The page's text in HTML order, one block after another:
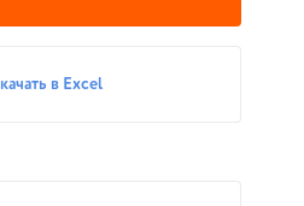
в Excel